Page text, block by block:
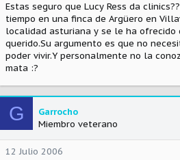
Estas seguro que Lucy Ress da
tiempo en una finca de Argüero en
localidad asturiana y se le ha ofrecido
querido.Su argumento es que no
poder vivir.Y personalmente no la
mata :?
G
Garrocho
Miembro veterano
12 Julio 2006